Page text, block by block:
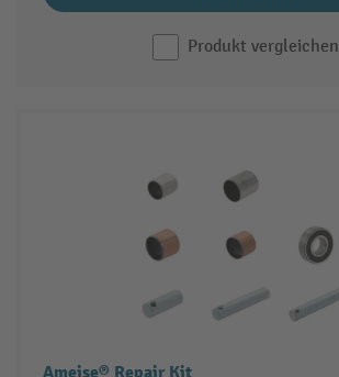
Produkt vergleichen
Ameise® Repair Kit